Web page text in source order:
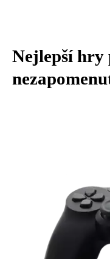
Nejlepší hry